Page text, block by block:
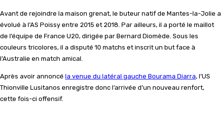
Avant de rejoindre la maison grenat, le buteur natif de Mantes-la-Jolie a
évolué à l’AS Poissy entre 2015 et 2018. Par ailleurs, il a porté le maillot
de l’équipe de France U20, dirigée par Bernard Diomède. Sous les
couleurs tricolores, il a disputé 10 matchs et inscrit un but face à
l’Australie en match amical.
Après avoir annoncé la venue du latéral gauche Bourama Diarra, l’US
Thionville Lusitanos enregistre donc l’arrivée d’un nouveau renfort,
cette fois-ci offensif.